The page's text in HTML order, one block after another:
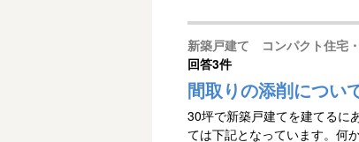
新築戸建て コンパクト住宅
回答3件
間取りの添削につい
30坪で新築戸建てを建てるに
ては下記となっています。何